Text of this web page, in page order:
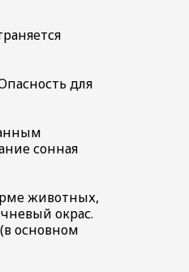
для
сонная
животных,
окрас.
основном